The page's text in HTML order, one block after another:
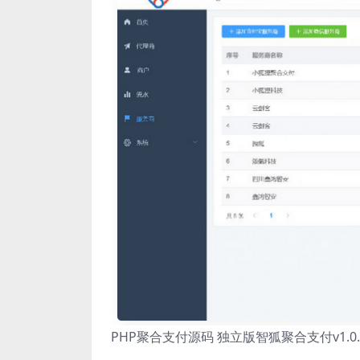
PHP聚合支付源码 独立版智狐聚合支付